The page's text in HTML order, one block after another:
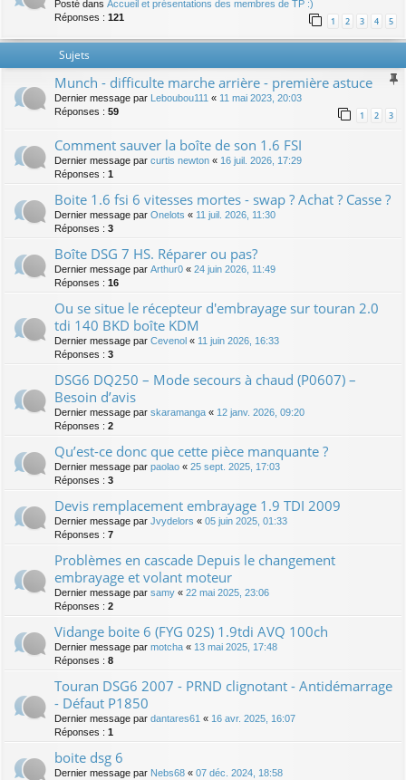
Posté dans Accueil et présentations des membres de TP :)
Réponses : 121 1 2 3 4 5
Sujets
Munch - difficulte marche arrière - première astuce
Dernier message par Leboubou111 « 11 mai 2023, 20:03
Réponses : 59 1 2 3
Comment sauver la boîte de son 1.6 FSI
Dernier message par curtis newton « 16 juil. 2026, 17:29
Réponses : 1
Boite 1.6 fsi 6 vitesses mortes - swap ? Achat ? Casse ?
Dernier message par Onelots « 11 juil. 2026, 11:30
Réponses : 3
Boîte DSG 7 HS. Réparer ou pas?
Dernier message par Arthur0 « 24 juin 2026, 11:49
Réponses : 16
Ou se situe le récepteur d'embrayage sur touran 2.0
tdi 140 BKD boîte KDM
Dernier message par Cevenol « 11 juin 2026, 16:33
Réponses : 3
DSG6 DQ250 – Mode secours à chaud (P0607) –
Besoin d’avis
Dernier message par skaramanga « 12 janv. 2026, 09:20
Réponses : 2
Qu’est-ce donc que cette pièce manquante ?
Dernier message par paolao « 25 sept. 2025, 17:03
Réponses : 3
Devis remplacement embrayage 1.9 TDI 2009
Dernier message par Jvydelors « 05 juin 2025, 01:33
Réponses : 7
Problèmes en cascade Depuis le changement
embrayage et volant moteur
Dernier message par samy « 22 mai 2025, 23:06
Réponses : 2
Vidange boite 6 (FYG 02S) 1.9tdi AVQ 100ch
Dernier message par motcha « 13 mai 2025, 17:48
Réponses : 8
Touran DSG6 2007 - PRND clignotant - Antidémarrage
- Défaut P1850
Dernier message par dantares61 « 16 avr. 2025, 16:07
Réponses : 1
boite dsg 6
Dernier message par Nebs68 « 07 déc. 2024, 18:58